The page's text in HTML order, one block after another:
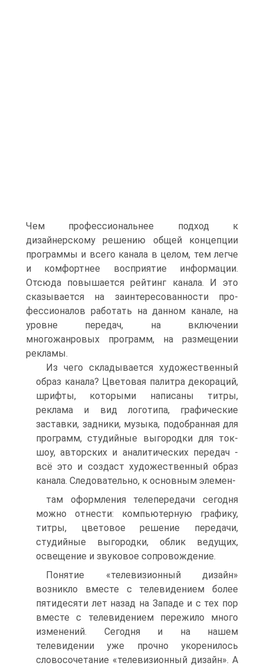
Чем профессиональнее подход к
дизайнерскому решению общей концепции
программы и всего ка­нала в целом, тем легче
и комфортнее восприятие информации.
Отсюда по­вышается рейтинг канала. И это
сказывается на заинтересованности про­
фессионалов работать на данном канале, на
уровне передач, на включении
многожанровых программ, на размещении
рекламы.
Из чего складывается художественный
образ канала? Цветовая па­литра декораций,
шрифты, которыми написаны титры,
реклама и вид логоти­па, графические
заставки, задники, музыка, подобранная для
программ, сту­дийные выгородки для ток-
шоу, авторских и аналитических передач -
всё это и создаст художественный образ
канала. Следовательно, к основным элемен-
там оформления телепередачи сегодня
можно отнести: компьютерную графи­ку,
титры, цветовое решение передачи,
студийные выгородки, облик ведущих,
освещение и звуковое сопровождение.
Понятие «телевизионный дизайн»
возникло вместе с телевидением более
пятидесяти лет назад на Западе и с тех пор
вместе с телевидением пе­режило много
изменений. Сегодня и на нашем
телевидении уже прочно укоренилось
словосочетание «телевизионный дизайн». А